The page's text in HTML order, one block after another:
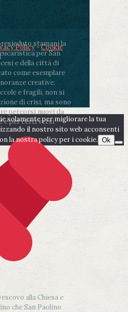
stamani la
per San
e della città di
come esemplare
creative:
e fragili, non si
di crisi, ma sono
percorsi nuovi da
e per certi versi
alla Chiesa e
che San Paolino
Policy-Cookie
solamente per migliorare la tua
il nostro sito web acconsenti
la nostra policy per i cookie. Ok